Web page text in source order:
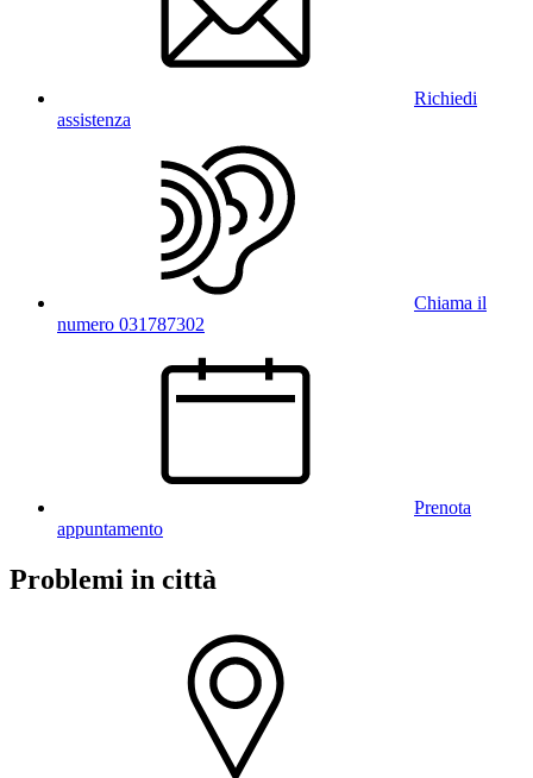
Richiedi
assistenza
Chiama il
numero 031787302
Prenota
appuntamento
Problemi in città